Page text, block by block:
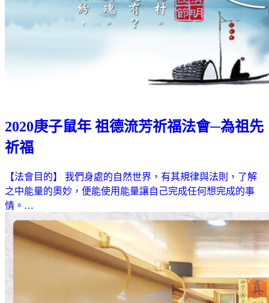
2020庚子鼠年 祖德流芳祈福法會─為祖先
祈福
【法會目的】 我們身處的自然世界，有其規律與法則，了解
之中能量的奧妙，便能使用能量讓自己完成任何想完成的事
情。…